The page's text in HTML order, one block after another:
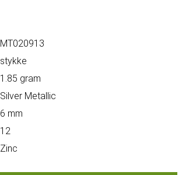
MT020913
stykke
1.85 gram
Silver Metallic
6 mm
12
Zinc